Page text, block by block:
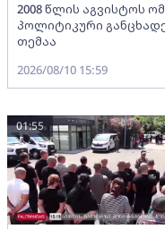
2008 წლის აგვისტოს
პოლიტიკური
თემაა
2026/08/10 15:59
01:55